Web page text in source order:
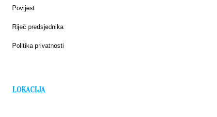
Povijest
Riječ predsjednika
Politika privatnosti
LOKACIJA